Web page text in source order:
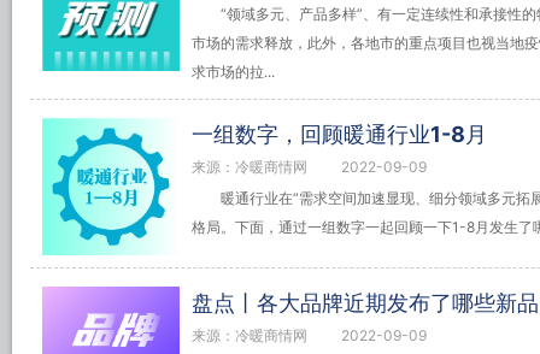
“领域多元、产品多样”、有一定连续性和承接性
市场的需求释放，此外，各地市的重点项目也视当地
求市场的拉...
一组数字，回顾暖通行业1-8月
来源：冷暖商情网
2022-09-09
暖通行业在“需求空间加速显现、细分领域多元
格局。下面，通过一组数字一起回顾一下1-8月发生了
盘点丨各大品牌近期发布了哪些新品
来源：冷暖商情网
2022-09-09